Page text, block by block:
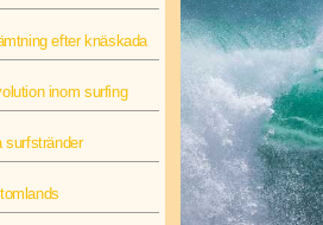
efter knäskada
inom surfing
surfstränder